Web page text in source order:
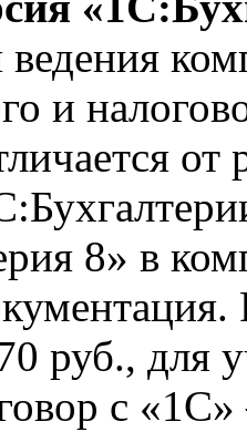
ведения
и
8» в
руб., для
с «1С»